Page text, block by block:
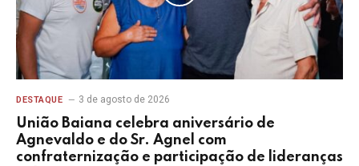
DESTAQUE 3 de agosto de 2026
União Baiana celebra aniversário de
Agnevaldo e do Sr. Agnel com
confraternização e participação de lideranças